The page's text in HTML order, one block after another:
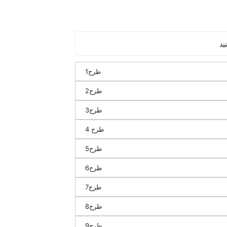
طرح1
طرح2
طرح3
طرح 4
طرح5
طرح6
طرح7
طرح8
طرح9